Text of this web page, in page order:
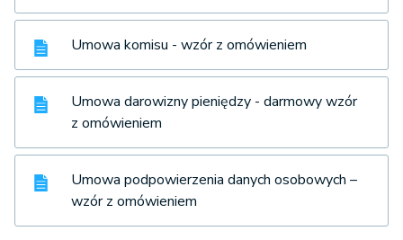
Umowa komisu - wzór z omówieniem
Umowa darowizny pieniędzy - darmowy wzór
z omówieniem
Umowa podpowierzenia danych osobowych –
wzór z omówieniem